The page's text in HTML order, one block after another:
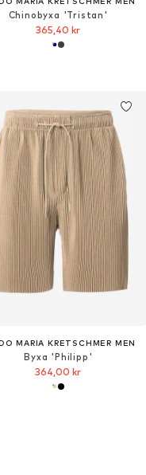
Chinobyxa 'Tristan'
365,40 kr
MARIA KRETSCHMER MEN
Byxa 'Philipp'
364,00 kr